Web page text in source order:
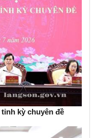
kỳ chuyên đề